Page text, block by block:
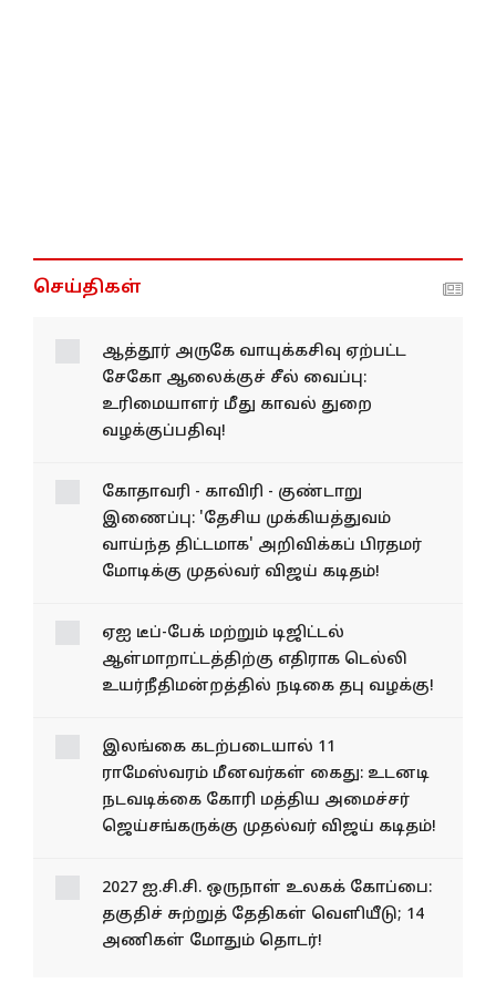
செய்திகள்
ஆத்தூர் அருகே வாயுக்கசிவு ஏற்பட்ட
சேகோ ஆலைக்குச் சீல் வைப்பு:
உரிமையாளர் மீது காவல் துறை
வழக்குப்பதிவு!
கோதாவரி - காவிரி - குண்டாறு
இணைப்பு: 'தேசிய முக்கியத்துவம்
வாய்ந்த திட்டமாக' அறிவிக்கப் பிரதமர்
மோடிக்கு முதல்வர் விஜய் கடிதம்!
ஏஐ டீப்-பேக் மற்றும் டிஜிட்டல்
ஆள்மாறாட்டத்திற்கு எதிராக டெல்லி
உயர்நீதிமன்றத்தில் நடிகை தபு வழக்கு!
இலங்கை கடற்படையால் 11
ராமேஸ்வரம் மீனவர்கள் கைது: உடனடி
நடவடிக்கை கோரி மத்திய அமைச்சர்
ஜெய்சங்கருக்கு முதல்வர் விஜய் கடிதம்!
2027 ஐ.சி.சி. ஒருநாள் உலகக் கோப்பை:
தகுதிச் சுற்றுத் தேதிகள் வெளியீடு; 14
அணிகள் மோதும் தொடர்!